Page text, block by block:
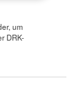
um
DRK-